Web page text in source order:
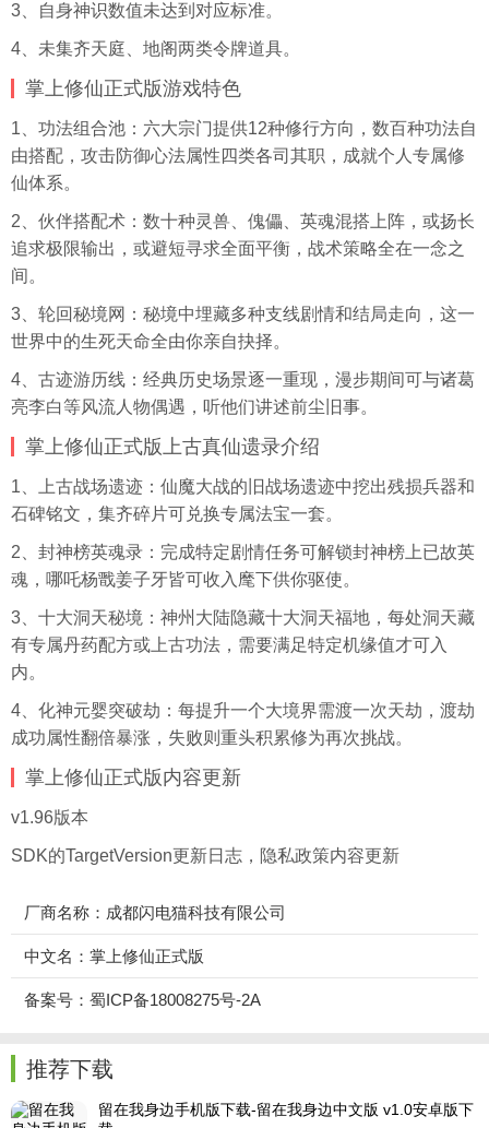
3、自身神识数值未达到对应标准。
4、未集齐天庭、地阁两类令牌道具。
掌上修仙正式版游戏特色
1、功法组合池：六大宗门提供12种修行方向，数百种功法自
由搭配，攻击防御心法属性四类各司其职，成就个人专属修
仙体系。
2、伙伴搭配术：数十种灵兽、傀儡、英魂混搭上阵，或扬长
追求极限输出，或避短寻求全面平衡，战术策略全在一念之
间。
3、轮回秘境网：秘境中埋藏多种支线剧情和结局走向，这一
世界中的生死天命全由你亲自抉择。
4、古迹游历线：经典历史场景逐一重现，漫步期间可与诸葛
亮李白等风流人物偶遇，听他们讲述前尘旧事。
掌上修仙正式版上古真仙遗录介绍
1、上古战场遗迹：仙魔大战的旧战场遗迹中挖出残损兵器和
石碑铭文，集齐碎片可兑换专属法宝一套。
2、封神榜英魂录：完成特定剧情任务可解锁封神榜上已故英
魂，哪吒杨戬姜子牙皆可收入麾下供你驱使。
3、十大洞天秘境：神州大陆隐藏十大洞天福地，每处洞天藏
有专属丹药配方或上古功法，需要满足特定机缘值才可入
内。
4、化神元婴突破劫：每提升一个大境界需渡一次天劫，渡劫
成功属性翻倍暴涨，失败则重头积累修为再次挑战。
掌上修仙正式版内容更新
v1.96版本
SDK的TargetVersion更新日志 ，隐私政策内容更新
厂商名称：成都闪电猫科技有限公司
中文名：掌上修仙正式版
备案号：蜀ICP备18008275号-2A
推荐下载
留在我身边手机版下载-留在我身边中文版 v1.0安卓版下